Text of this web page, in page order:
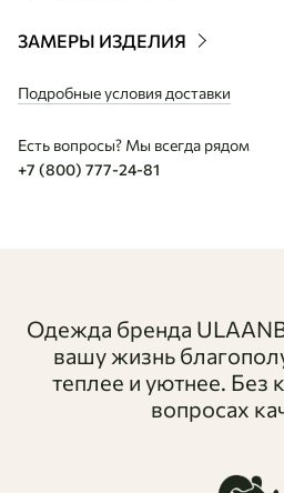
создавая ощущение уюта без
гардероб и позволяет
ЗАМЕРЫ ИЗДЕЛИЯ
Подробные условия доставки
Есть вопросы? Мы всегда рядом
+7 (800) 777-24-81
Одежда бренда
вашу жизнь
теплее и уютнее. Без
вопросах